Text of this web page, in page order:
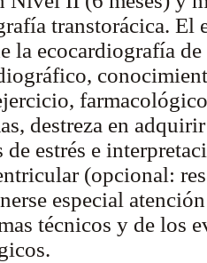
transtorácica.
la ecocardiografía
destreza en
estrés e
(opcional:
especial
técnicos y de los